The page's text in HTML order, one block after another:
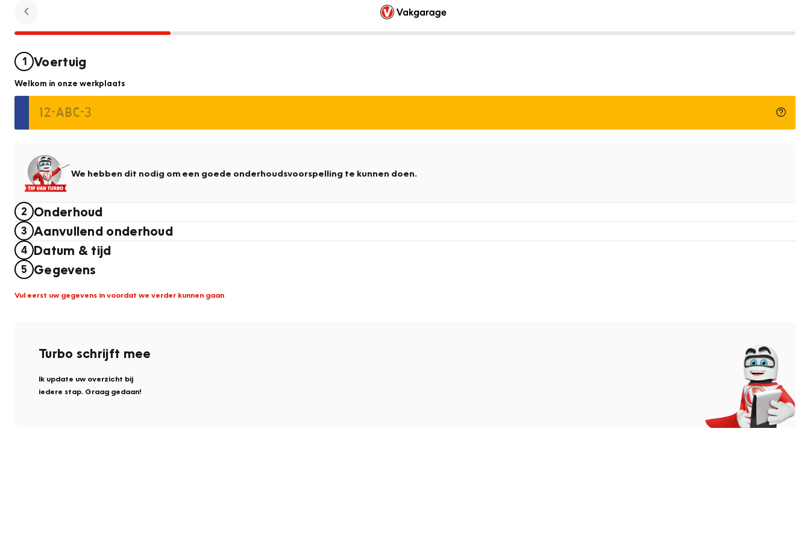
1 Voertuig
Welkom in onze werkplaats
We hebben dit nodig om een goede onderhoudsvoorspelling te kunnen doen.
2 Onderhoud
3 Aanvullend onderhoud
4 Datum & tijd
5 Gegevens
Vul eerst uw gegevens in voordat we verder kunnen gaan
Turbo schrijft mee
Ik update uw overzicht bij
iedere stap. Graag gedaan!